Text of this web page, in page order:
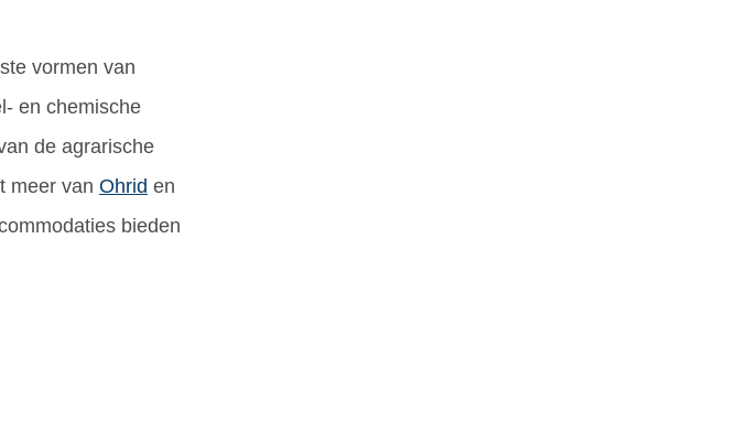
vormen van
en chemische
de agrarische
meer van Ohrid en
bieden